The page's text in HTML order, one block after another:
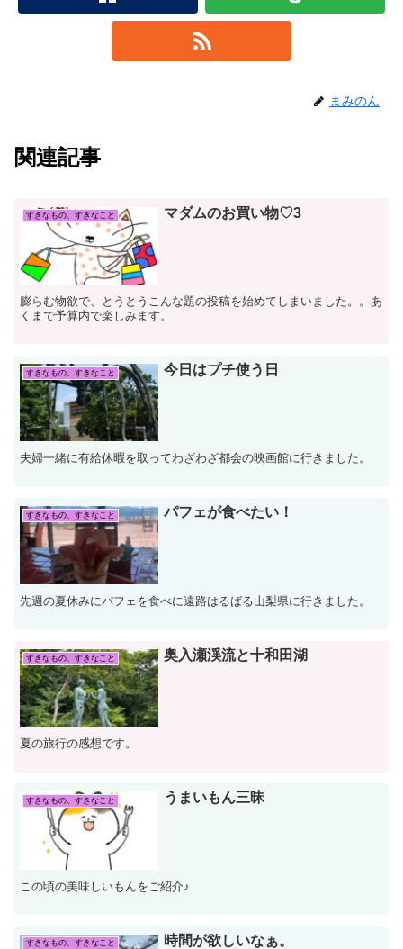
まみのん
関連記事
すきなもの、すきなこと マダムのお買い物♡3
膨らむ物欲で、とうとうこんな題の投稿を始めてしまいました。。あ
くまで予算内で楽しみます。
すきなもの、すきなこと 今日はプチ使う日
夫婦一緒に有給休暇を取ってわざわざ都会の映画館に行きました。
すきなもの、すきなこと パフェが食べたい！
先週の夏休みにパフェを食べに遠路はるばる山梨県に行きました。
すきなもの、すきなこと 奥入瀬渓流と十和田湖
夏の旅行の感想です。
すきなもの、すきなこと うまいもん三昧
この頃の美味しいもんをご紹介♪
すきなもの、すきなこと 時間が欲しいなぁ。